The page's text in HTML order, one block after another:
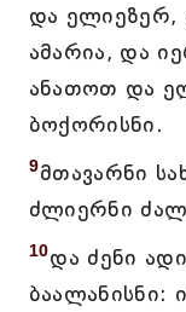
და ელიეზერ,
ამარია, და
ანათოთ და
ბოქორისნი.
9მთავარნი
ძლიერნი
10და ძენი
ბაალანისნი: